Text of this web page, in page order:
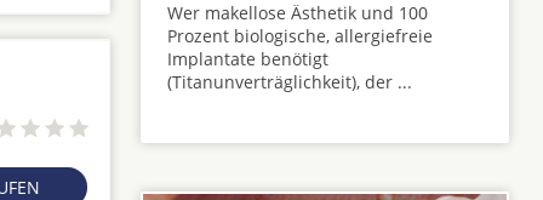
Wer makellose Ästhetik und 100
Prozent biologische, allergiefreie
Implantate benötigt
(Titanunverträglichkeit), der ...